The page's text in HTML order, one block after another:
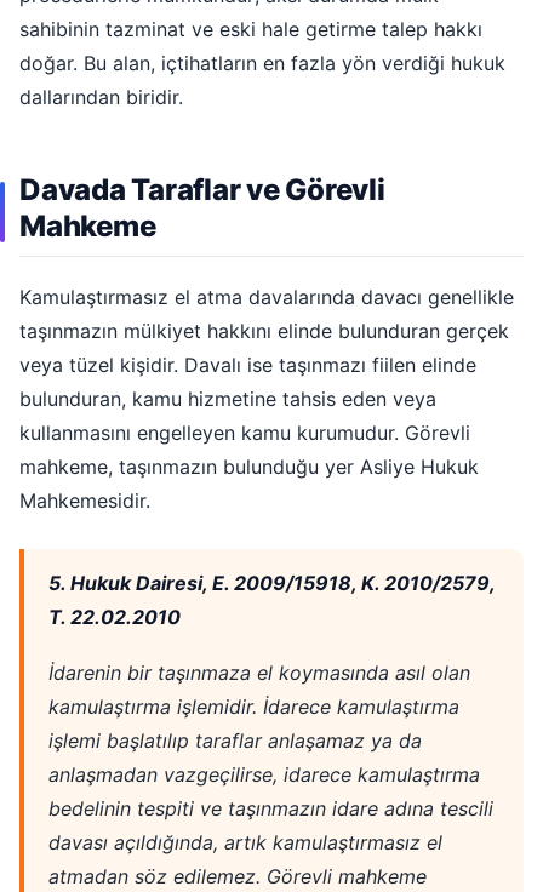
sahibinin tazminat ve eski hale getirme talep hakkı
doğar. Bu alan, içtihatların en fazla yön verdiği hukuk
dallarından biridir.
Davada Taraflar ve Görevli
Mahkeme
Kamulaştırmasız el atma davalarında davacı genellikle
taşınmazın mülkiyet hakkını elinde bulunduran gerçek
veya tüzel kişidir. Davalı ise taşınmazı fiilen elinde
bulunduran, kamu hizmetine tahsis eden veya
kullanmasını engelleyen kamu kurumudur. Görevli
mahkeme, taşınmazın bulunduğu yer Asliye Hukuk
Mahkemesidir.
5. Hukuk Dairesi, E. 2009/15918, K. 2010/2579,
T. 22.02.2010
İdarenin bir taşınmaza el koymasında asıl olan
kamulaştırma işlemidir. İdarece kamulaştırma
işlemi başlatılıp taraflar anlaşamaz ya da
anlaşmadan vazgeçilirse, idarece kamulaştırma
bedelinin tespiti ve taşınmazın idare adına tescili
davası açıldığında, artık kamulaştırmasız el
atmadan söz edilemez. Görevli mahkeme